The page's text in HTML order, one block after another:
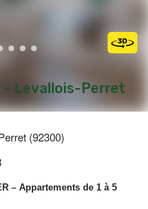
- Levallois-Perret
(92300)
– Appartements de 1 à 5